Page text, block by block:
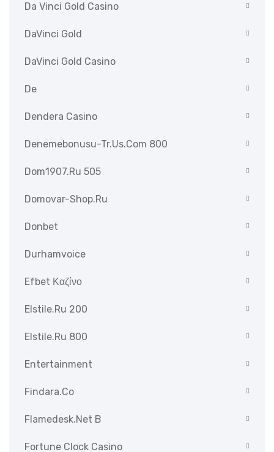
Da Vinci Gold Casino
DaVinci Gold
DaVinci Gold Casino
De
Dendera Casino
Denemebonusu-Tr.us.com 800
Dom1907.ru 505
Domovar-Shop.ru
Donbet
Durhamvoice
Efbet Καζίνο
Elstile.ru 200
Elstile.ru 800
Entertainment
Findara.co
Flamedesk.net B
Fortune Clock Casino